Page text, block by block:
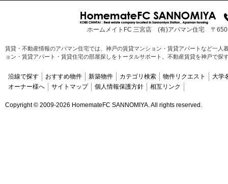
ホームメイトFC 三宮店 (有)アパマン住宅 〒
賃貸・不動産情報のアパマン住宅では、神戸の賃貸マンション・賃貸アパートなど一
ョン・賃貸アパート・賃貸住宅の部屋探しをトータルサポート。不動産賃貸を神戸で
沿線で探す おすすめ物件 新築物件 カテゴリ検索 物件リクエスト
大学
オーナー様へ
サイトマップ 個人情報保護方針 相互リンク
Copyright © 2009-2026 HomemateFC SANNOMIYA. All rights reserved.